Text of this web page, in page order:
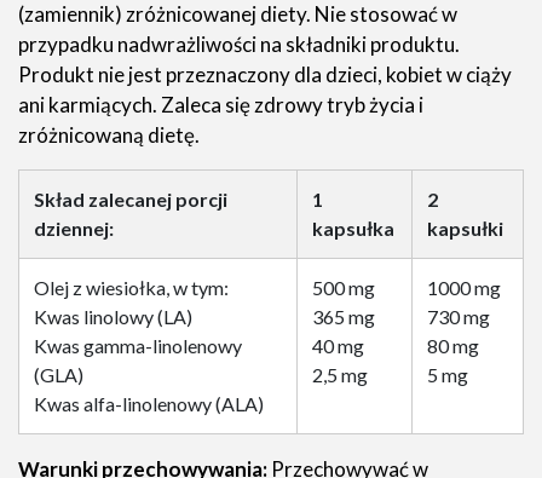
(zamiennik) zróżnicowanej diety. Nie stosować w
przypadku nadwrażliwości na składniki produktu.
Produkt nie jest przeznaczony dla dzieci, kobiet w ciąży
ani karmiących. Zaleca się zdrowy tryb życia i
zróżnicowaną dietę.
Skład zalecanej porcji
dziennej:
1
kapsułka
2
kapsułki
Olej z wiesiołka, w tym:
Kwas linolowy (LA)
Kwas gamma-linolenowy
(GLA)
Kwas alfa-linolenowy (ALA)
500 mg
365 mg
40 mg
2,5 mg
1000 mg
730 mg
80 mg
5 mg
Warunki przechowywania: Przechowywać w